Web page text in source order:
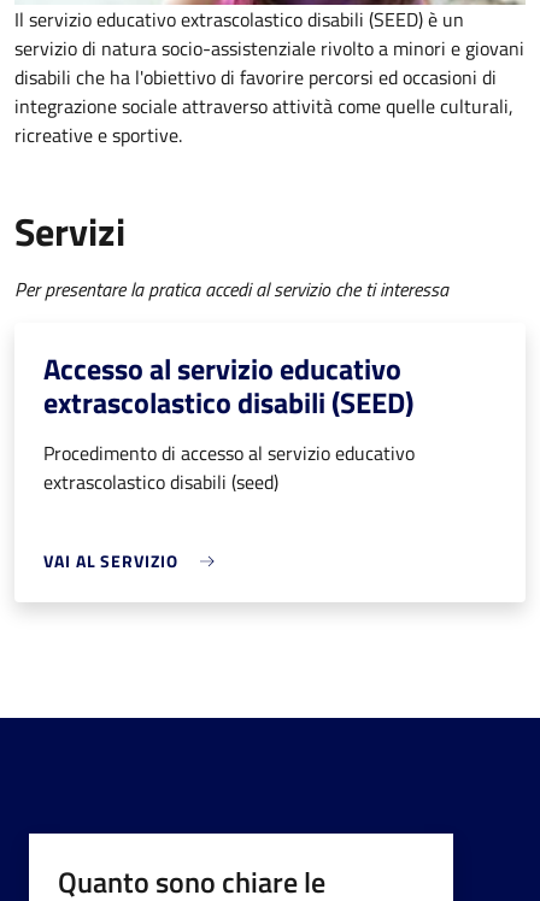
Il servizio educativo extrascolastico disabili (SEED) è un
servizio di natura socio-assistenziale rivolto a minori e giovani
disabili che ha l'obiettivo di favorire percorsi ed occasioni di
integrazione sociale attraverso attività come quelle culturali,
ricreative e sportive.
Servizi
Per presentare la pratica accedi al servizio che ti interessa
Accesso al servizio educativo
extrascolastico disabili (SEED)
Procedimento di accesso al servizio educativo
extrascolastico disabili (seed)
VAI AL SERVIZIO
Quanto sono chiare le